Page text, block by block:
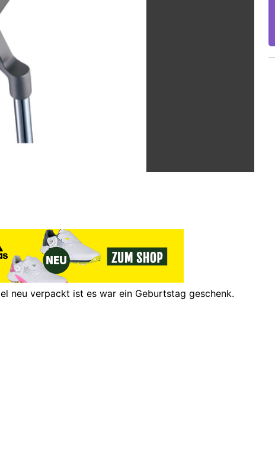
neu verpackt ist es war ein Geburtstag geschenk.